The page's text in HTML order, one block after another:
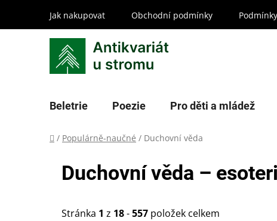
obsah
Jak nakupovat Obchodní podmínky
Beletrie Poezie Pro děti a mládež
Domů
/ Populárně-naučné / Duchovní věda
Duchovní věda –
Stránka 1 z 18-557 položek celkem